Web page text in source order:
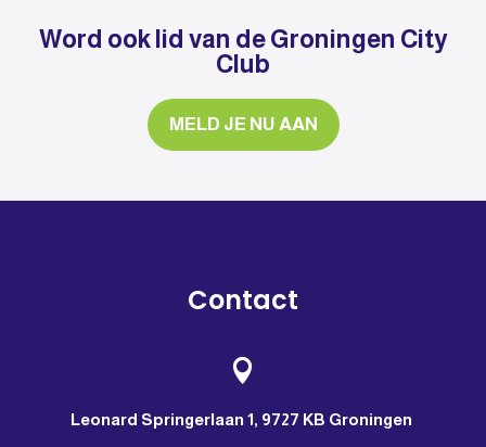
Word ook lid van de Groningen City
Club
MELD JE NU AAN
Contact

Leonard Springerlaan 1, 9727 KB Groningen